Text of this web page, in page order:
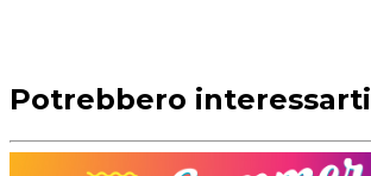
Potrebbero interessarti